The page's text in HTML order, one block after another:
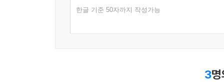
한글 기준 50자까지 작성가능
3